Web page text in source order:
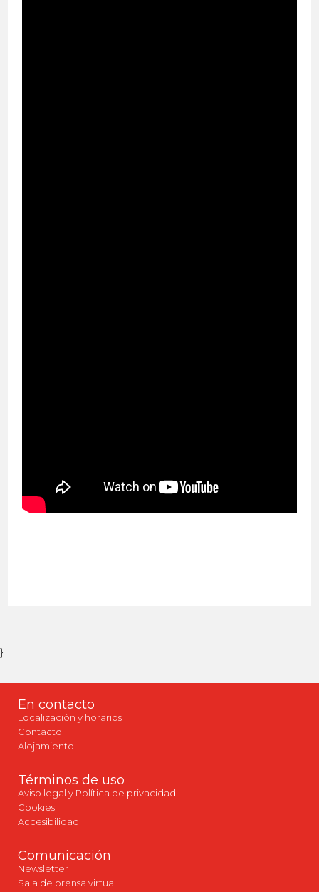
}
En contacto
Localización y horarios
Contacto
Alojamiento
Términos de uso
Aviso legal y Política de privacidad
Cookies
Accesibilidad
Comunicación
Newsletter
Sala de prensa virtual